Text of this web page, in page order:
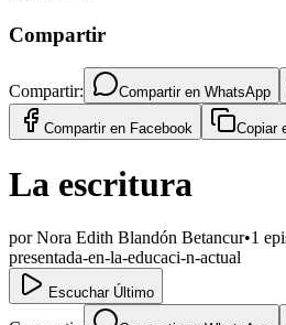
Compartir
Compartir: Compartir en WhatsApp
Compartir en Facebook Copiar
La escritura
porNora Edith Blandón Betancur•1
presentada-en-la-educaci-n-actual
Escuchar Último